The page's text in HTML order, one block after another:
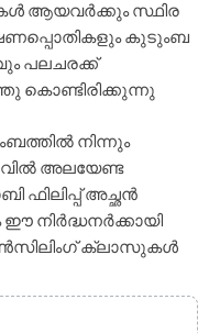
ആയവർക്കും സ്ഥിര
കുടുംബ
പലചരക്ക്
കൊണ്ടിരിക്കുന്നു
നിന്നും
അലയേണ്ട
ഫിലിപ്പ് അച്ഛൻ
നിർദ്ധനർക്കായി
ക്ലാസുകൾ